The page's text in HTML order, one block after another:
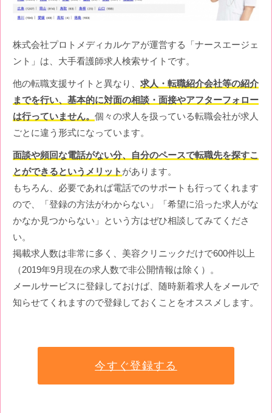
株式会社プロトメディカルケアが運営する「ナースエージェ
ント」は、大手看護師求人検索サイトです。
他の転職支援サイトと異なり、 求人・転職紹介会社等の紹介
までを行い、基本的に対面の相談・面接やアフターフォロー
は行っていません。 個々の求人を扱っている転職会社が求人
ごとに違う形式になっています。
面談や頻回な電話がない分、自分のペースで転職先を探すこ
とができるというメリット があります。
もちろん、必要であれば電話でのサポートも行ってくれます
ので、「登録の方法がわからない」「希望に沿った求人がな
かなか見つからない」という方はぜひ相談してみてくださ
い。
掲載求人数は非常に多く、美容クリニックだけで600件以上
（2019年9月現在の求人数で非公開情報は除く）。
メールサービスに登録しておけば、随時新着求人をメールで
知らせてくれますので登録しておくことをオススメします。
今すぐ登録する